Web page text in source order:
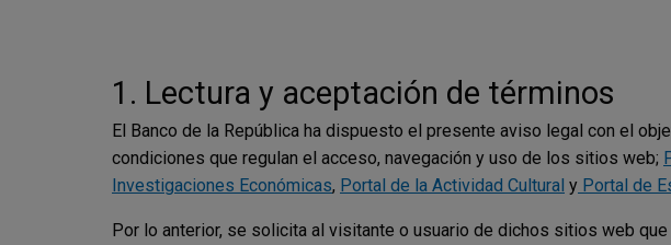
1. Lectura y aceptación de términos
El Banco de la República ha dispuesto el presente aviso legal con el
condiciones que regulan el acceso, navegación y uso de los sitios web;
Investigaciones Económicas, Portal de la Actividad Cultural y Portal de
Por lo anterior, se solicita al visitante o usuario de dichos sitios web